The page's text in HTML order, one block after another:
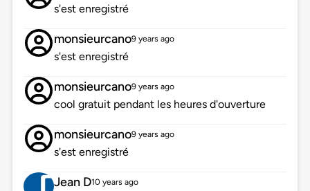
s'est enregistré
monsieurcano9 years ago
s'est enregistré
monsieurcano9 years ago
cool gratuit pendant les heures d'ouverture
monsieurcano9 years ago
s'est enregistré
Jean D10 years ago